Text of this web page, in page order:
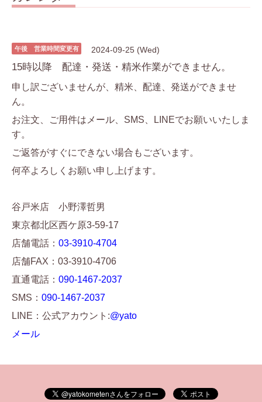
午後 営業時間変更有 2024-09-25 (Wed)
15時以降 配達・発送・精米作業ができません。
申し訳ございませんが、精米、配達、発送ができませ
ん。
お注文、ご用件はメール、SMS、LINEでお願いいたしま
す。
ご返答がすぐにできない場合もございます。
何卒よろしくお願い申し上げます。
谷戸米店 小野澤哲男
東京都北区西ケ原3-59-17
店舗電話： 03-3910-4704
店舗FAX：03-3910-4706
直通電話： 090-1467-2037
SMS： 090-1467-2037
LINE：公式アカウント:@yato
メール